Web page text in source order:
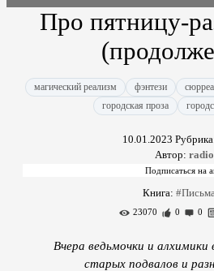
Про пятницу-
магический реализм фэнтези
городская проза
10.01.2023
Автор:
Книга:
23070 0 0
Вчера ведьмочки и алхимики
старых подвалов и